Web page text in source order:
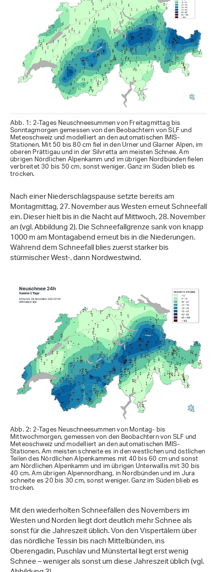
Abb. 1: 2-Tages Neuschneesummen von Freitagmittag bis
Sonntagmorgen gemessen von den Beobachtern von SLF und
Meteoschweiz und modelliert an den automatischen IMIS-
Stationen. Mit 50 bis 80 cm fiel in den Urner und Glarner Alpen, im
oberen Prättigau und in der Silvretta am meisten Schnee. Am
übrigen Nördlichen Alpenkamm und im übrigen Nordbünden fielen
verbreitet 30 bis 50 cm, sonst weniger. Ganz im Süden blieb es
trocken.
Nach einer Niederschlagspause setzte bereits am
Montagmittag, 27. November aus Westen erneut Schneefall
ein. Dieser hielt bis in die Nacht auf Mittwoch, 28. November
an (vgl. Abbildung 2). Die Schneefallgrenze sank von knapp
1000 m am Montagabend erneut bis in die Niederungen.
Während dem Schneefall blies zuerst starker bis
stürmischer West-, dann Nordwestwind.
Abb. 2: 2-Tages Neuschneesummen von Montag- bis
Mittwochmorgen, gemessen von den Beobachtern von SLF und
Meteoschweiz und modelliert an den automatischen IMIS-
Stationen. Am meisten schneite es in den westlichen und östlichen
Teilen des Nördlichen Alpenkammes mit 40 bis 60 cm und sonst
am Nördlichen Alpenkamm und im übrigen Unterwallis mit 30 bis
40 cm. Am übrigen Alpennordhang, in Nordbünden und im Jura
schneite es 20 bis 30 cm, sonst weniger. Ganz im Süden blieb es
trocken.
Mit den wiederholten Schneefällen des Novembers im
Westen und Norden liegt dort deutlich mehr Schnee als
sonst für die Jahreszeit üblich. Von den Vispertälern über
das nördliche Tessin bis nach Mittelbünden, ins
Oberengadin, Puschlav und Münstertal liegt erst wenig
Schnee – weniger als sonst um diese Jahreszeit üblich (vgl.